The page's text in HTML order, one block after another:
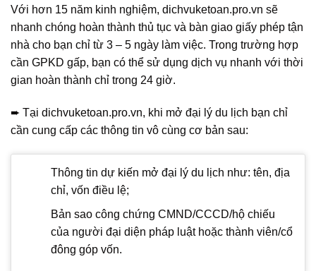
Với hơn 15 năm kinh nghiệm, dichvuketoan.pro.vn sẽ
nhanh chóng hoàn thành thủ tục và bàn giao giấy phép tận
nhà cho bạn chỉ từ 3 – 5 ngày làm việc. Trong trường hợp
cần GPKD gấp, bạn có thể sử dụng dịch vụ nhanh với thời
gian hoàn thành chỉ trong 24 giờ.
➨ Tại dichvuketoan.pro.vn, khi mở đại lý du lịch bạn chỉ
cần cung cấp các thông tin vô cùng cơ bản sau:
Thông tin dự kiến mở đại lý du lịch như: tên, địa
chỉ, vốn điều lệ;
Bản sao công chứng CMND/CCCD/hộ chiếu
của người đại diện pháp luật hoặc thành viên/cổ
đông góp vốn.